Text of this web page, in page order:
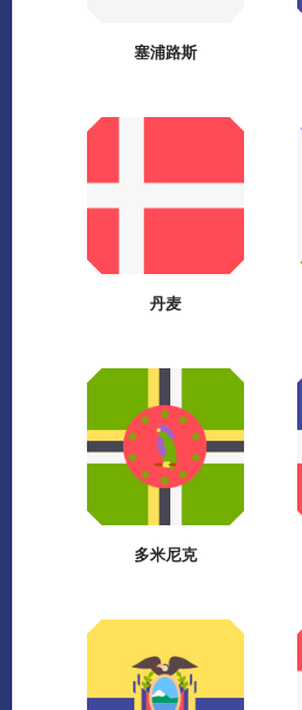
塞浦路斯
丹麦
多米尼克